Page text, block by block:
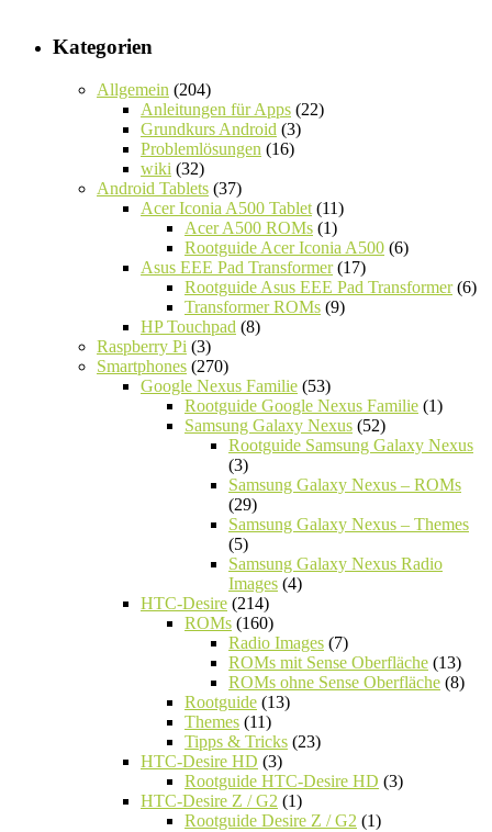
Kategorien
Allgemein (204)
Anleitungen für Apps (22)
Grundkurs Android (3)
Problemlösungen (16)
wiki (32)
Android Tablets (37)
Acer Iconia A500 Tablet (11)
Acer A500 ROMs (1)
Rootguide Acer Iconia A500 (6)
Asus EEE Pad Transformer(17)
Rootguide Asus EEE Pad Transformer(6)
Transformer ROMs (9)
HP Touchpad (8)
Raspberry Pi (3)
Smartphones (270)
Google Nexus Familie (53)
Rootguide Google Nexus Familie (1)
Samsung Galaxy Nexus (52)
Rootguide Samsung Galaxy Nexus
(3)
Samsung Galaxy Nexus – ROMs
(29)
Samsung Galaxy Nexus – Themes
(5)
Samsung Galaxy Nexus Radio
Images (4)
HTC-Desire (214)
ROMs (160)
Radio Images (7)
ROMs mit Sense Oberfläche (13)
ROMs ohne Sense Oberfläche (8)
Rootguide (13)
Themes (11)
Tipps & Tricks (23)
HTC-Desire HD (3)
Rootguide HTC-Desire HD (3)
HTC-Desire Z / G2 (1)
Rootguide Desire Z / G2 (1)